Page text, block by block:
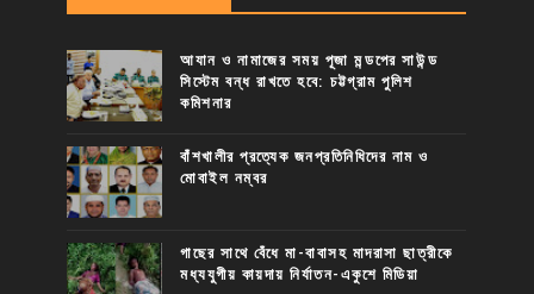
আযান ও নামাজের সময় পূজা মন্ডপের সাউন্ড
সিস্টেম বন্ধ রাখতে হবে: চট্টগ্রাম পুলিশ
কমিশনার
বাঁশখালীর প্রত্যেক জনপ্রতিনিধিদের নাম ও
মোবাইল নম্বর
গাছের সাথে বেঁধে মা-বাবাসহ মাদরাসা ছাত্রীকে
মধ্যযুগীয় কায়দায় নির্যাতন-একুশে মিডিয়া